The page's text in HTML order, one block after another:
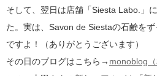
そして、翌日は店舗「Siesta Labo.」
た。実は、Savon de Siestaの石鹸を
ですよ！（ありがとうございます）
その日のブログはこちら→ monoblog